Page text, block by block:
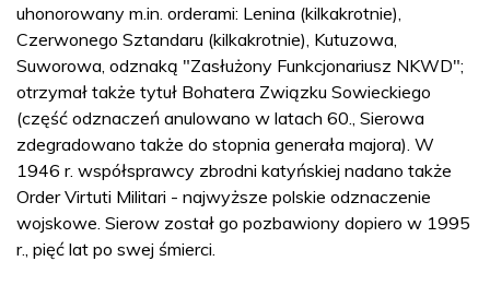
uhonorowany m.in. orderami: Lenina (kilkakrotnie),
Czerwonego Sztandaru (kilkakrotnie), Kutuzowa,
Suworowa, odznaką "Zasłużony Funkcjonariusz NKWD";
otrzymał także tytuł Bohatera Związku Sowieckiego
(część odznaczeń anulowano w latach 60., Sierowa
zdegradowano także do stopnia generała majora). W
1946 r. współsprawcy zbrodni katyńskiej nadano także
Order Virtuti Militari - najwyższe polskie odznaczenie
wojskowe. Sierow został go pozbawiony dopiero w 1995
r., pięć lat po swej śmierci.